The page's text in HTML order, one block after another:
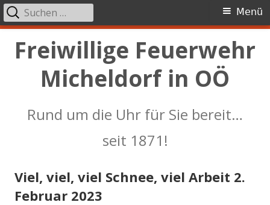
Freiwillige Feuerwehr
Micheldorf in OÖ
Rund um die Uhr für Sie bereit…
seit 1871!
Primäres
Menü
Menü
Suchen
nach:
Viel, viel, viel Schnee, viel Arbeit 2.
Februar 2023